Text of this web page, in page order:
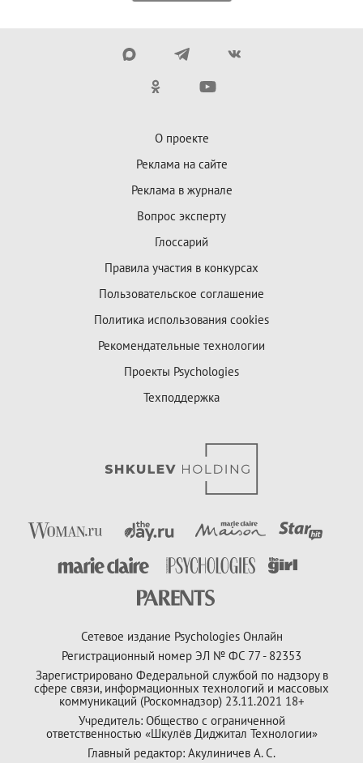
О проекте
Реклама на сайте
Реклама в журнале
Вопрос эксперту
Глоссарий
Правила участия в конкурсах
Пользовательское соглашение
Политика использования cookies
Рекомендательные технологии
Проекты Psychologies
Техподдержка
Сетевое издание Psychologies Онлайн
Регистрационный номер ЭЛ № ФС 77 - 82353
Зарегистрировано Федеральной службой по надзору в
сфере связи, информационных технологий и массовых
коммуникаций (Роскомнадзор) 23.11.2021 18+
Учредитель: Общество с ограниченной
ответственностью «Шкулёв Диджитал Технологии»
Главный редактор: Акулиничев А. С.